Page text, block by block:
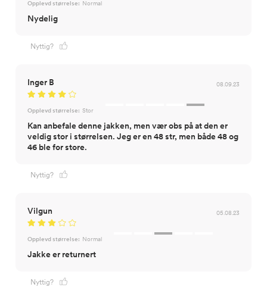
Opplevd størrelse: Normal
Nydelig
Nyttig?
Inger B 08.09.23
Opplevd størrelse: Stor
Kan anbefale denne jakken, men vær obs på at den er
veldig stor i størrelsen. Jeg er en 48 str, men både 48 og
46 ble for store.
Nyttig?
Vilgun 05.08.23
Opplevd størrelse: Normal
Jakke er returnert
Nyttig?